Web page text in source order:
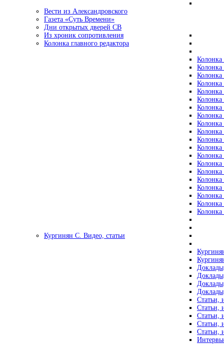
Вести из Александровского
Газета «Суть Времени»
Дни открытых дверей СВ
Из хроник сопротивления
Колонка главного редактора
Колонка
Колонка
Колонка
Колонка
Колонка
Колонка
Колонка
Колонка
Колонка
Колонка
Колонка
Колонка
Колонка
Колонка
Колонка
Колонка
Колонка
Колонка
Колонка
Колонка
Кургинян С. Видео, статьи
Статьи,
Статьи,
Статьи,
Статьи,
Статьи,